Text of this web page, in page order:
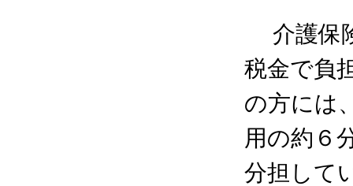
介護保
税金で負
の方には
用の約６
分担して